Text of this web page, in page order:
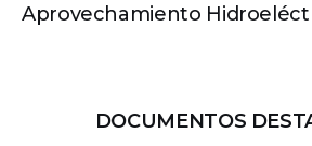
Aprovechamiento
DOCUMENTOS